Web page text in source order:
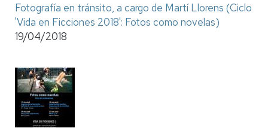
Fotografía en tránsito, a cargo de Martí Llorens (Ciclo
'Vida en Ficciones 2018': Fotos como novelas)
19/04/2018